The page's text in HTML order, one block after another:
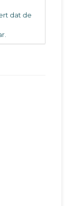
dat de